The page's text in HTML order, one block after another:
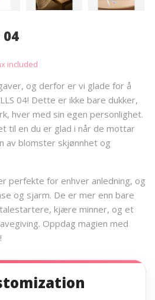
04
included
og derfor er vi glade for å
04! Dette er ikke bare dukker,
hver med sin egen personlighet.
til en du er glad i når de mottar
av blomster skjønnhet og
perfekte for enhver anledning, og
og sjarm. De er mer enn bare
kjære minner, og et
Oppdag magien med